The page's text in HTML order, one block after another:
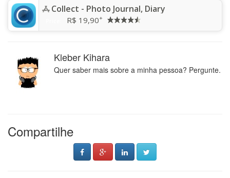
Collect - Photo Journal, Diary
R$ 19,90+
Kleber Kihara
Quer saber mais sobre a minha pessoa? Pergunte.
Compartilhe